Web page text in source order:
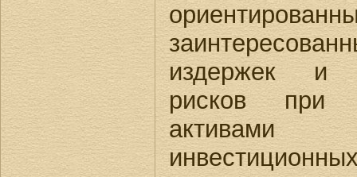
издержек и
рисков при